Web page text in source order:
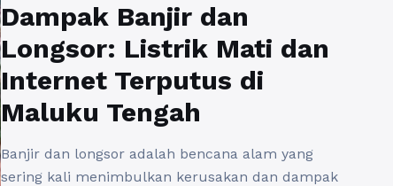
Dampak Banjir dan
Longsor: Listrik Mati dan
Internet Terputus di
Maluku Tengah
Banjir dan longsor adalah bencana alam yang
sering kali menimbulkan kerusakan dan dampak